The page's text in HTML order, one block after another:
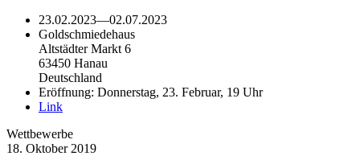
23.02.2023—02.07.2023
Goldschmiedehaus
Altstädter Markt 6
63450 Hanau
Deutschland
Eröffnung: Donnerstag, 23. Februar, 19 Uhr
Link
Wettbewerbe
18. Oktober 2019